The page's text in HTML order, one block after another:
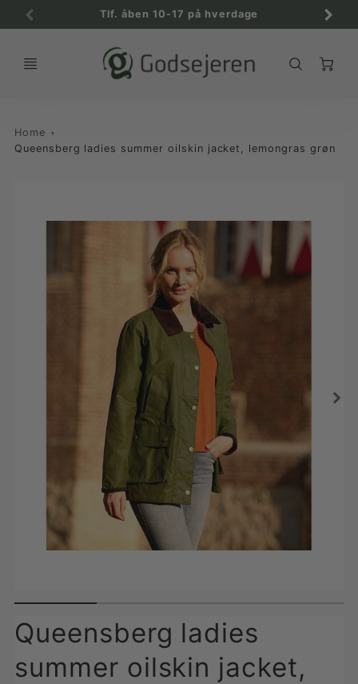
Tlf. åben 10-17 på hverdage
Home
Queensberg ladies summer oilskin jacket, lemongras grøn
Queensberg ladies
summer oilskin jacket,